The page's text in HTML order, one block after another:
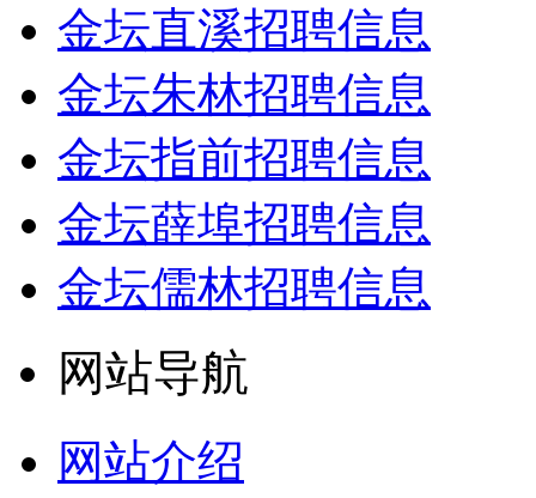
金坛直溪招聘信息
金坛朱林招聘信息
金坛指前招聘信息
金坛薛埠招聘信息
金坛儒林招聘信息
网站导航
网站介绍